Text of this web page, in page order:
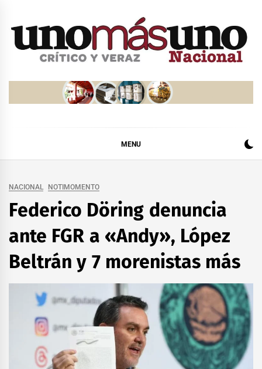
MENU
NACIONAL NOTIMOMENTO
Federico Döring denuncia
ante FGR a «Andy», López
Beltrán y 7 morenistas más